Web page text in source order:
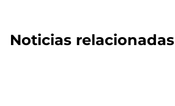
Noticias relacionadas